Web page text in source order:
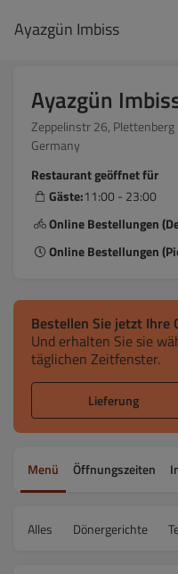
Ayazgün Imbiss
Ayazgün
Zeppelinstr 26,
Germany
Restaurant geöffnet für
Gäste:11:00 - 23:00
Online Bestellungen
Online Bestellungen
Bestellen Sie jetzt Ihre
Und erhalten Sie sie
täglichen Zeitfenster.
Lieferung
Menü Öffnungszeiten
Alles Dönergerichte